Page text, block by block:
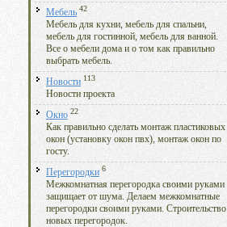
Мебель 42
Мебель для кухни, мебель для спальни,
мебель для гостинной, мебель для ванной.
Все о мебели дома и о том как правильно
выбрать мебель.
Новости 113
Новости проекта
Окно 22
Как правильно сделать монтаж пластиковых
окон (установку окон пвх), монтаж окон по
госту.
Перегородки 6
Межкомнатная перегородка своими руками
защищает от шума. Делаем межкомнатные
перегородки своими руками. Строительство
новых перегородок.